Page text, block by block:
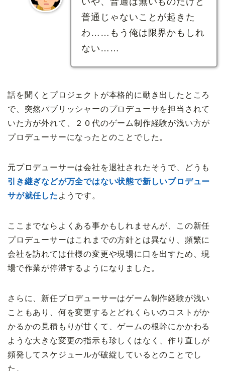
普通じゃないことが起きた
わ……もう俺は限界かもしれ
ない……
話を聞くとプロジェクトが本格的に動き出したところ
で、突然パブリッシャーのプロデューサを担当されて
いた方が外れて、２０代のゲーム制作経験が浅い方が
プロデューサーになったとのことでした。
元プロデューサーは会社を退社されたそうで、どうも
引き継ぎなどが万全ではない状態で新しいプロデュー
サが就任したようです。
ここまでならよくある事かもしれませんが、この新任
プロデューサーはこれまでの方針とは異なり、頻繁に
会社を訪れては仕様の変更や現場に口を出すため、現
場で作業が停滞するようになりました。
さらに、新任プロデューサーはゲーム制作経験が浅い
こともあり、何を変更するとどれくらいのコストがか
かるかの見積もりが甘くて、ゲームの根幹にかかわる
ような大きな変更の指示も珍しくはなく、作り直しが
頻発してスケジュールが破綻しているとのことでし
た。